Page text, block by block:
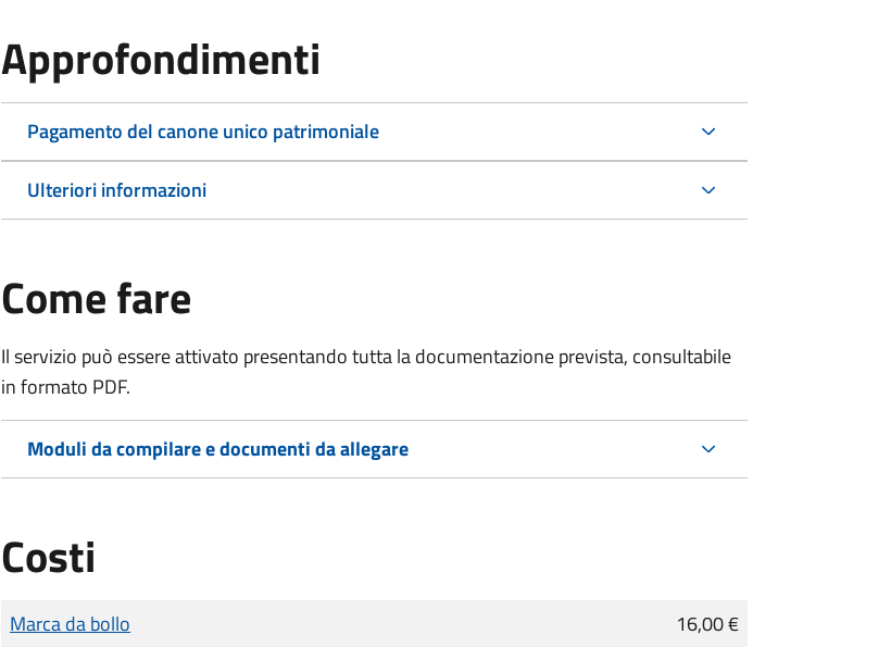
Approfondimenti
Pagamento del canone unico patrimoniale
Ulteriori informazioni
Come fare
Il servizio può essere attivato presentando tutta la documentazione prevista, consultabile
in formato PDF.
Moduli da compilare e documenti da allegare
Costi
Tipo di pagamento
Importo
Marca da bollo 16,00 €